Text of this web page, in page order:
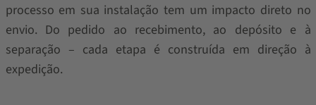
processo em sua instalação tem um impacto direto no
envio. Do pedido ao recebimento, ao depósito e à
separação – cada etapa é construída em direção à
expedição.